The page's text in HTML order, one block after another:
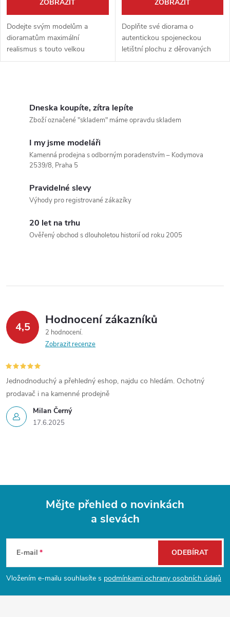
ZOBRAZIT
Dodejte svým modelům a
dioramatům maximální
realismus s touto velkou
betonovou plochou od Diorama
ZOBRAZIT
Doplňte své diorama o
autentickou spojeneckou
letištní plochu z děrovaných
ocelových plátů (PSP). Tento
k
y
v
ý
p
i
Dneska koupíte, zítra lepíte
Zboží označené "skladem" máme opravdu skladem
I my jsme modeláři
Kamenná prodejna s odborným poradenstvím – Kodymova
2539/8, Praha 5
Pravidelné slevy
Výhody pro registrované zákazíky
20 let na trhu
Ověřený obchod s dlouholetou historií od roku 2005
4,5 Hodnocení zákazníků
2 hodnocení
Zobrazit recenze
Milan Černý
17.6.2025
Jednodnoduchý a přehledný eshop, najdu co hledám. Ochotný
prodavač i na kamenné prodejně
p
a
Mějte přehled o novinkách
a slevách
E-mail
Vložením e-mailu souhlasíte s podmínkami ochrany osobních údajů
ODEBÍRAT